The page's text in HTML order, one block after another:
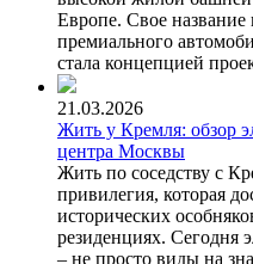
Европе. Свое название
премиального
стала концепцией
21.03.2026
Жить у Кремля: обзор
центра Москвы
Жить по соседству с
привилегия, которая
исторических
резиденциях. Сегодня
– не просто виды на